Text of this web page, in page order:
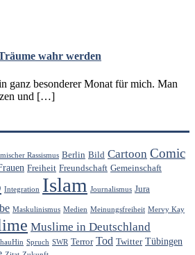
wahr werden
ganz besonderer Monat für mich. Man
und […]
Rassismus Berlin Bild Cartoon Comic
Freiheit Freundschaft Gemeinschaft
Integration Islam Journalismus Jura
Maskulinismus Medien Meinungsfreiheit Mervy Kay
Muslime in Deutschland
Spruch SWR Terror Tod Twitter Tübingen